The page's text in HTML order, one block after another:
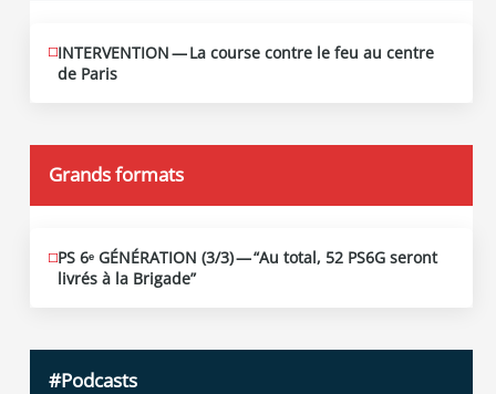
JUIN
12
2026
INTERVENTION — La course contre le feu au centre
de Paris
Grands formats
JUIN
19
PS 6ᵉ GÉNÉRATION (3/​3) — “Au total, 52 PS6G seront
livrés à la Brigade”
#Podcasts